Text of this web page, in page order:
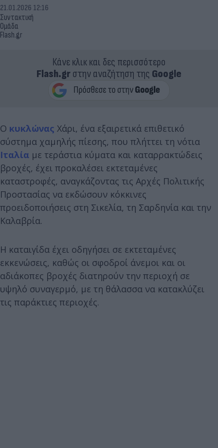
Συντακτική
Ομάδα
Flash.gr
21.01.2026 12:16
Κάνε κλικ και δες περισσότερο
Flash.grστην αναζήτηση της Google
Ο κυκλώνας Χάρι, ένα εξαιρετικά επιθετικό
σύστημα χαμηλής πίεσης, που πλήττει τη νότια
Ιταλία με τεράστια κύματα και καταρρακτώδεις
βροχές, έχει προκαλέσει εκτεταμένες
καταστροφές, αναγκάζοντας τις Αρχές Πολιτικής
Προστασίας να εκδώσουν κόκκινες
προειδοποιήσεις στη Σικελία, τη Σαρδηνία και την
Καλαβρία.
Η καταιγίδα έχει οδηγήσει σε εκτεταμένες
εκκενώσεις, καθώς οι σφοδροί άνεμοι και οι
αδιάκοπες βροχές διατηρούν την περιοχή σε
υψηλό συναγερμό, με τη θάλασσα να κατακλύζει
τις παράκτιες περιοχές.